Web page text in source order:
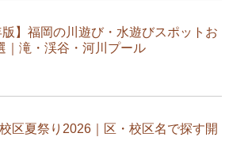
版】福岡の川遊び・水遊びスポットお
｜滝・渓谷・河川プール
区夏祭り2026｜区・校区名で探す開